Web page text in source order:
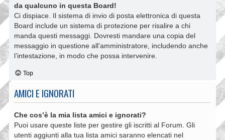
da qualcuno in questa Board!
Ci dispiace. Il sistema di invio di posta elettronica di questa
Board include un sistema di protezione per risalire a chi
manda questi messaggi. Dovresti mandare una copia del
messaggio in questione all’amministratore, includendo anche
l’intestazione, in modo che possa intervenire.
Top
AMICI E IGNORATI
Che cos’è la mia lista amici e ignorati?
Puoi usare queste liste per gestire gli iscritti al Forum. Gli
utenti aggiunti alla tua lista amici saranno elencati nel